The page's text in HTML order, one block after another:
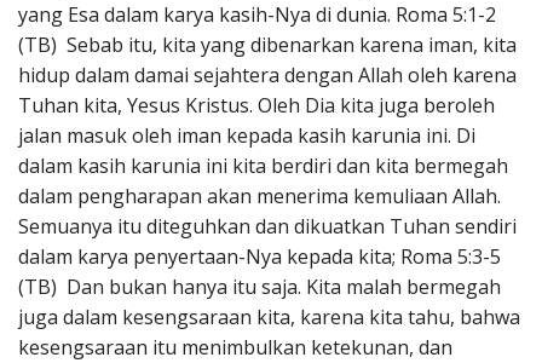
yang Esa dalam karya kasih-Nya di dunia. Roma 5:1-2
(TB) Sebab itu, kita yang dibenarkan karena iman, kita
hidup dalam damai sejahtera dengan Allah oleh karena
Tuhan kita, Yesus Kristus. Oleh Dia kita juga beroleh
jalan masuk oleh iman kepada kasih karunia ini. Di
dalam kasih karunia ini kita berdiri dan kita bermegah
dalam pengharapan akan menerima kemuliaan Allah.
Semuanya itu diteguhkan dan dikuatkan Tuhan sendiri
dalam karya penyertaan-Nya kepada kita; Roma 5:3-5
(TB) Dan bukan hanya itu saja. Kita malah bermegah
juga dalam kesengsaraan kita, karena kita tahu, bahwa
kesengsaraan itu menimbulkan ketekunan, dan